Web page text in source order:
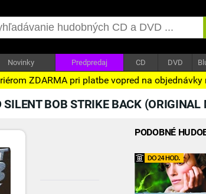
Novinky Predpredaj CD DVD
ZDARMA pri platbe vopred na objednávky
SILENT BOB STRIKE BACK (ORIGINAL
PODOBNÉ